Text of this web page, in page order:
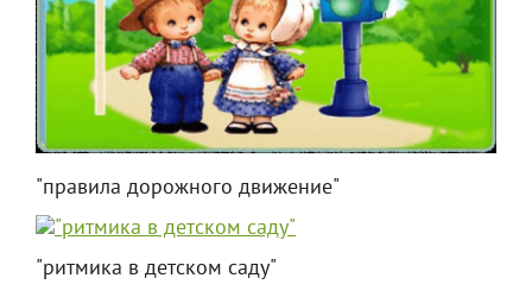
"правила дорожного движение"
"ритмика в детском саду"